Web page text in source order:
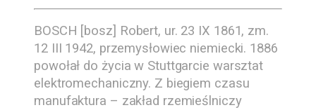
BOSCH [bosz] Robert, ur. 23 IX 1861, zm.
12 III 1942, przemysłowiec niemiecki. 1886
powołał do życia w Stuttgarcie warsztat
elektromechaniczny. Z biegiem czasu
manufaktura – zakład rzemieślniczy